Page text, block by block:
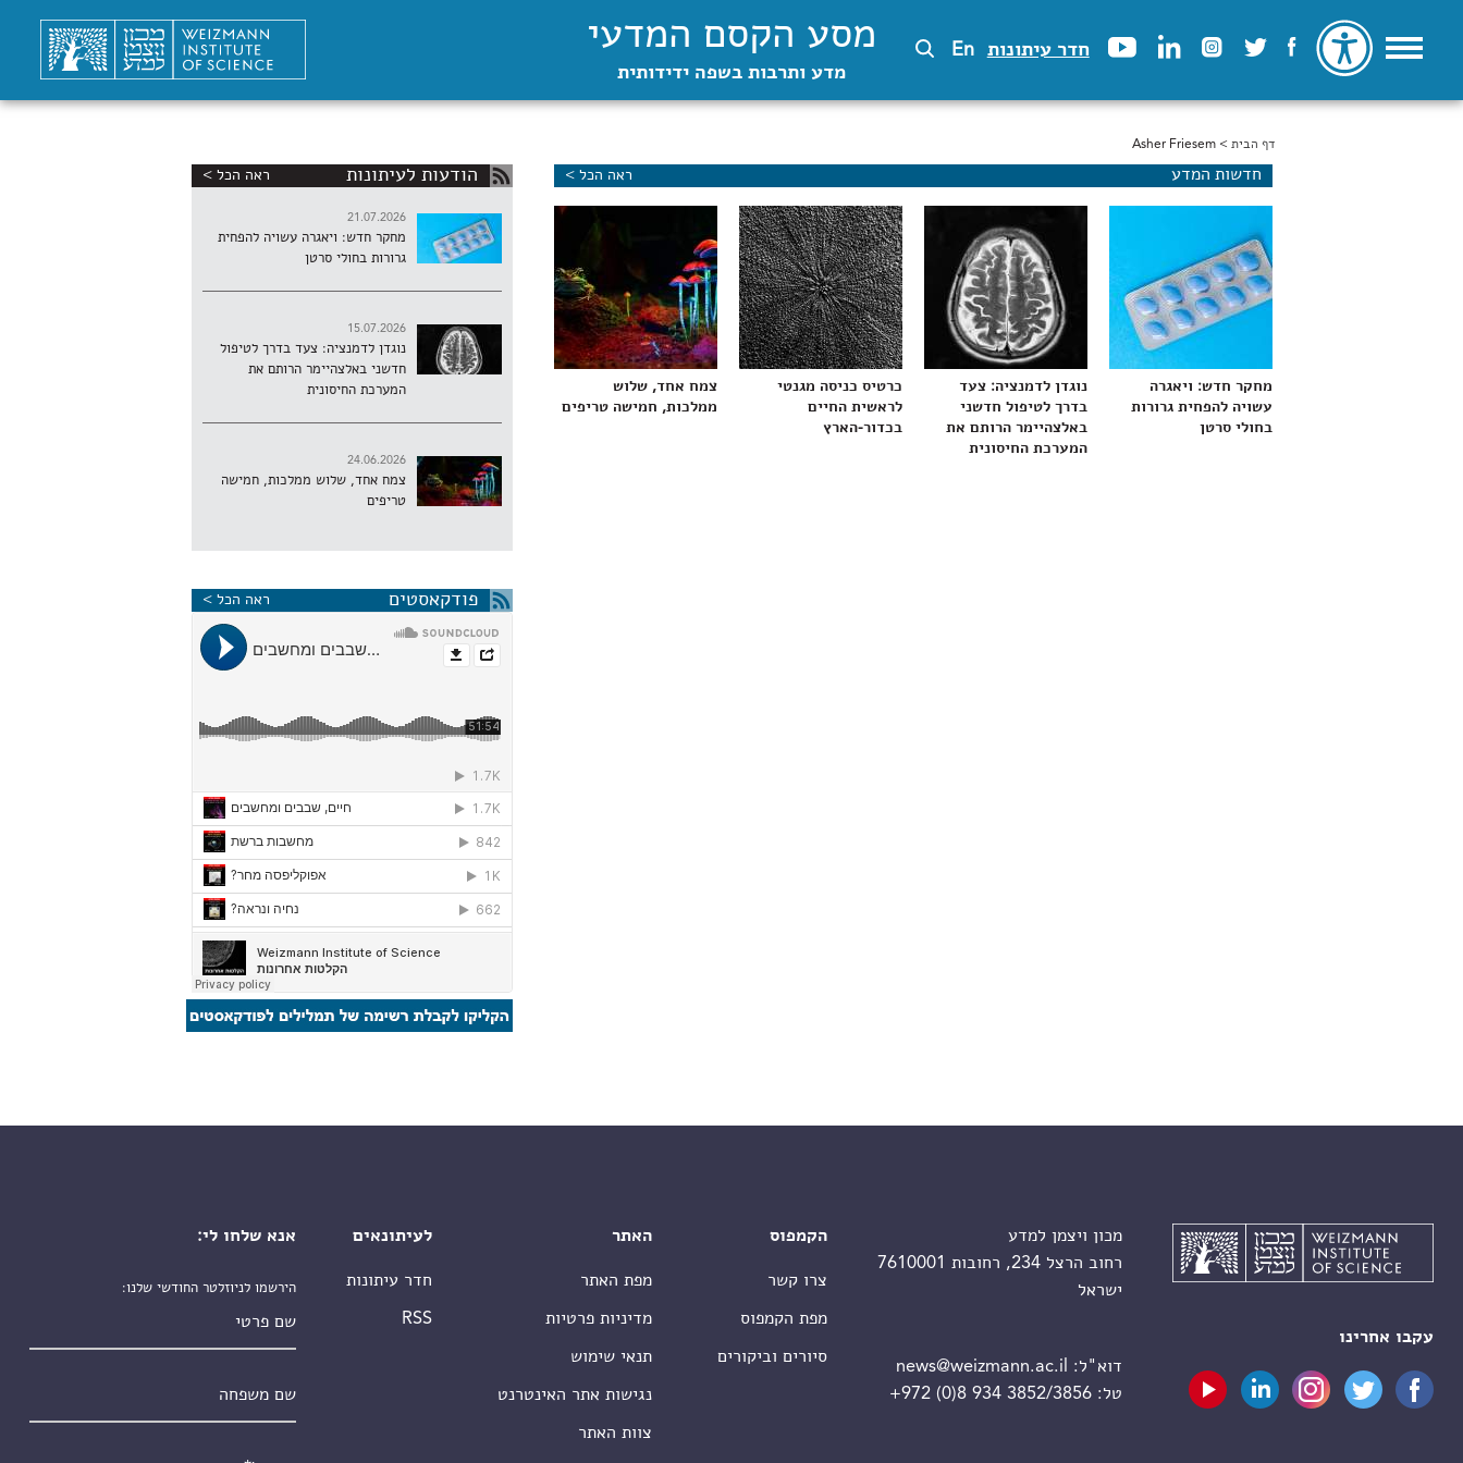
חדר עיתונות En מסע הקסם המדעי
מדע ותרבות בשפה ידידותית
הינך נמצא כאן
דף הבית > Asher Friesem
חדשות המדע ראה הכל >
מחקר חדש: ויאגרה
עשויה להפחית גרורות
בחולי סרטן
נוגדן לדמנציה: צעד
בדרך לטיפול חדשני
באלצהיימר הרותם את
המערכת החיסונית
כרטיס כניסה מגנטי
לראשית החיים
בכדור-הארץ
צמח אחד, שלוש
ממלכות, חמישה טריפים
הודעות לעיתונות ראה הכל >
21.07.2026
מחקר חדש: ויאגרה עשויה להפחית
גרורות בחולי סרטן
15.07.2026
נוגדן לדמנציה: צעד בדרך לטיפול
חדשני באלצהיימר הרותם את
המערכת החיסונית
24.06.2026
צמח אחד, שלוש ממלכות, חמישה
טריפים
פודקאסטים ראה הכל >
עקבו אחרינו
מכון ויצמן למדע
רחוב הרצל 234, רחובות 7610001
ישראל
דוא"ל:
news@weizmann.ac.il
טל:+972 (0)8 934 3852/3856
הקמפוס
צרו קשר
מפת הקמפוס
סיורים וביקורים
האתר
מפת האתר
מדיניות פרטיות
תנאי שימוש
נגישות אתר האינטרנט
צוות האתר
לעיתונאים
חדר עיתונות
RSS
אנא שלחו לי:
הירשמו לניוזלטר החודשי שלנו: